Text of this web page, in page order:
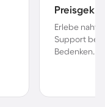
Erlebe
Support bei
Bedenken.